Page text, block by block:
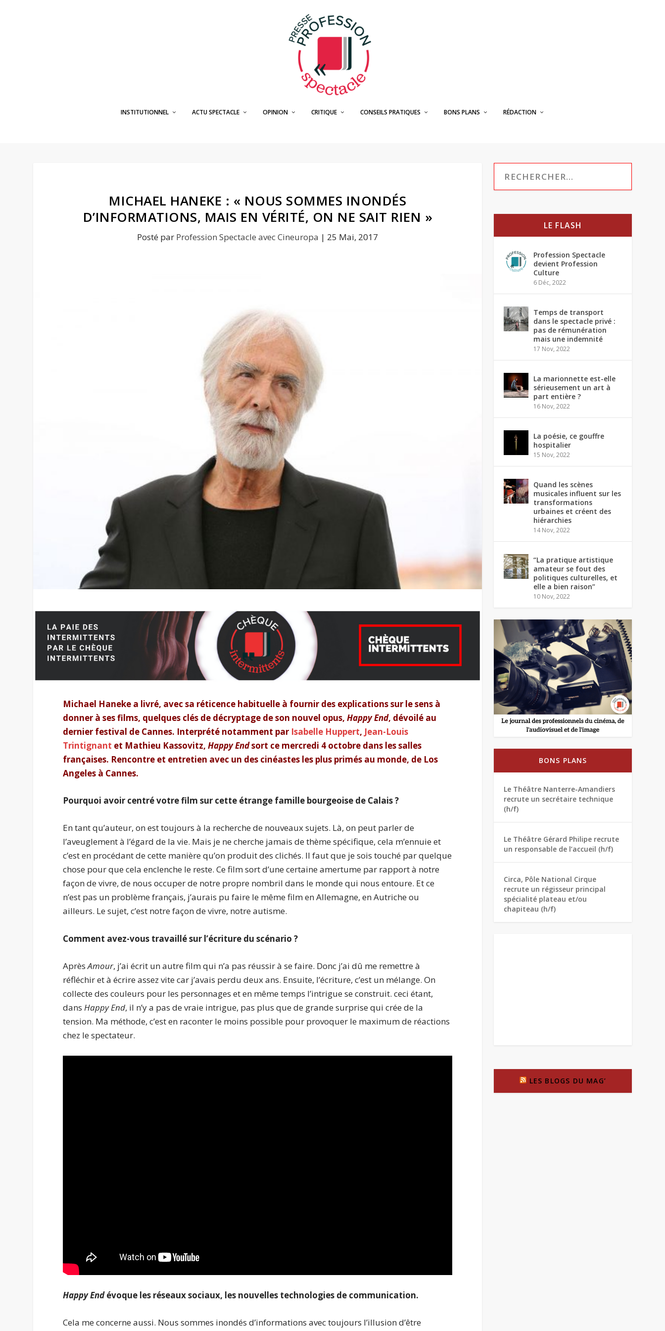
INSTITUTIONNEL ACTU SPECTACLE OPINION CRITIQUE CONSEILS PRATIQUES BONS PLANS RÉDACTION
MICHAEL HANEKE : « NOUS SOMMES INONDÉS
D’INFORMATIONS, MAIS EN VÉRITÉ, ON NE SAIT RIEN »
Posté par Profession Spectacle avec Cineuropa | 25 Mai, 2017
Michael Haneke a livré, avec sa réticence habituelle à fournir des explications sur le sens à
donner à ses films, quelques clés de décryptage de son nouvel opus,Happy End, dévoilé au
dernier festival de Cannes. Interprété notamment par Isabelle Huppert, Jean-Louis
Trintignant et Mathieu Kassovitz,Happy Endsort ce mercredi 4 octobre dans les salles
françaises. Rencontre et entretien avec un des cinéastes les plus primés au monde, de Los
Angeles à Cannes.
Pourquoi avoir centré votre film sur cette étrange famille bourgeoise de Calais ?
En tant qu’auteur, on est toujours à la recherche de nouveaux sujets. Là, on peut parler de
l’aveuglement à l’égard de la vie. Mais je ne cherche jamais de thème spécifique, cela m’ennuie et
c’est en procédant de cette manière qu’on produit des clichés. Il faut que je sois touché par quelque
chose pour que cela enclenche le reste. Ce film sort d’une certaine amertume par rapport à notre
façon de vivre, de nous occuper de notre propre nombril dans le monde qui nous entoure. Et ce
n’est pas un problème français, j’aurais pu faire le même film en Allemagne, en Autriche ou
ailleurs. Le sujet, c’est notre façon de vivre, notre autisme.
Comment avez-vous travaillé sur l’écriture du scénario ?
AprèsAmour, j’ai écrit un autre film qui n’a pas réussir à se faire. Donc j’ai dû me remettre à
réfléchir et à écrire assez vite car j’avais perdu deux ans. Ensuite, l’écriture, c’est un mélange. On
collecte des couleurs pour les personnages et en même temps l’intrigue se construit. ceci étant,
dansHappy End, il n’y a pas de vraie intrigue, pas plus que de grande surprise qui crée de la
tension. Ma méthode, c’est en raconter le moins possible pour provoquer le maximum de réactions
chez le spectateur.
Happy Endévoque les réseaux sociaux, les nouvelles technologies de communication.
Cela me concerne aussi. Nous sommes inondés d’informations avec toujours l’illusion d’être
LE FLASH
Profession Spectacle
devient Profession
Culture
6 Déc, 2022
Temps de transport
dans le spectacle privé :
pas de rémunération
mais une indemnité
17 Nov, 2022
La marionnette est-elle
sérieusement un art à
part entière ?
16 Nov, 2022
La poésie, ce gouffre
hospitalier
15 Nov, 2022
Quand les scènes
musicales influent sur les
transformations
urbaines et créent des
hiérarchies
14 Nov, 2022
“La pratique artistique
amateur se fout des
politiques culturelles, et
elle a bien raison”
10 Nov, 2022
BONS PLANS
Le Théâtre Nanterre-Amandiers
recrute un secrétaire technique
(h/f)
Le Théâtre Gérard Philipe recrute
un responsable de l’accueil (h/f)
Circa, Pôle National Cirque
recrute un régisseur principal
spécialité plateau et/ou
chapiteau (h/f)
LES BLOGS DU MAG’